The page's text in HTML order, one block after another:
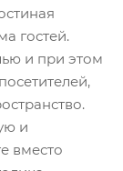
гостей.
и при этом
и
вместо